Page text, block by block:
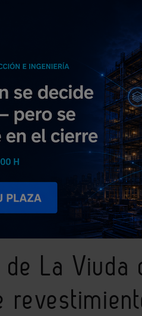
NOTICIAS PRODUCTOS
la Euroclase de revestimiento de
La Viuda